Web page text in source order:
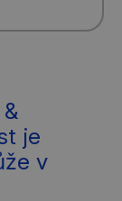
je
v